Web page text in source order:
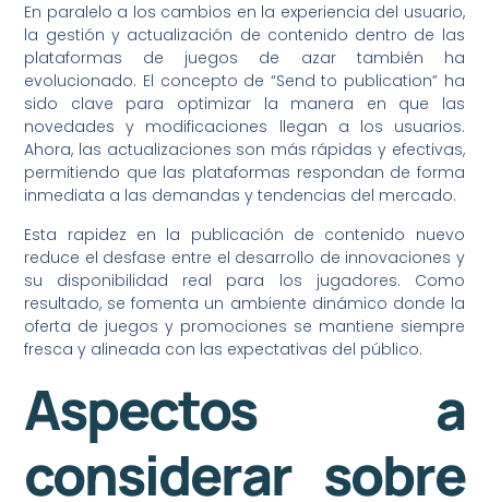
En paralelo a los cambios en la experiencia del usuario,
la gestión y actualización de contenido dentro de las
plataformas de juegos de azar también ha
evolucionado. El concepto de “Send to publication” ha
sido clave para optimizar la manera en que las
novedades y modificaciones llegan a los usuarios.
Ahora, las actualizaciones son más rápidas y efectivas,
permitiendo que las plataformas respondan de forma
inmediata a las demandas y tendencias del mercado.
Esta rapidez en la publicación de contenido nuevo
reduce el desfase entre el desarrollo de innovaciones y
su disponibilidad real para los jugadores. Como
resultado, se fomenta un ambiente dinámico donde la
oferta de juegos y promociones se mantiene siempre
fresca y alineada con las expectativas del público.
Aspectos a
considerar sobre